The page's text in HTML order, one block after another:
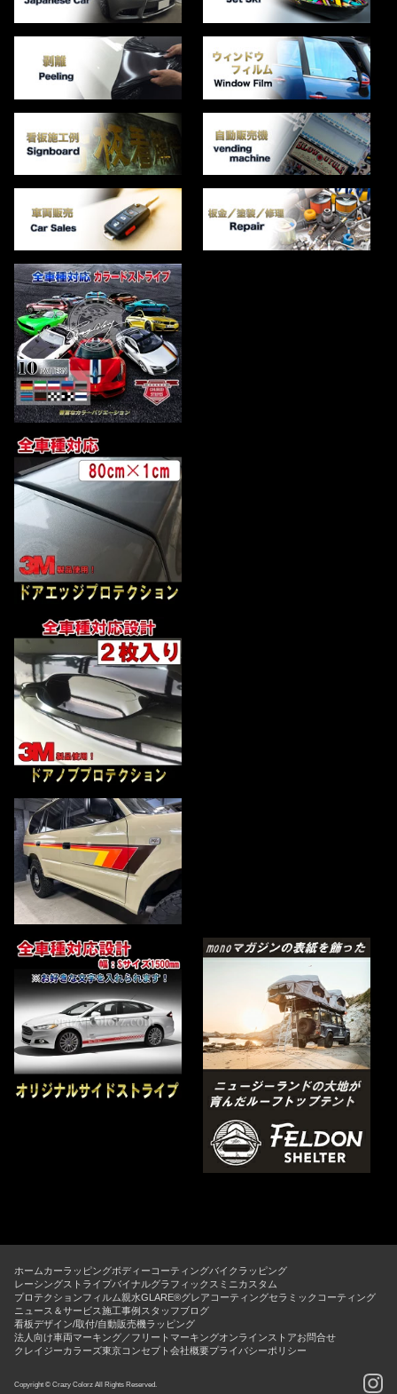
ホームカーラッピングボディーコーティングバイクラッピング
レーシングストライプバイナルグラフィックス ミニカスタム
プロテクションフィルム親水GLARE®グレアコーティングセラミックコーティング
ニュース＆サービス施工事例 スタッフブログ
看板デザイン/取付/自動販売機ラッピング
法人向け車両マーキング／フリートマーキングオンラインストアお問合せ
クレイジーカラーズ東京コンセプト 会社概要プライバシーポリシー
Copyright © Crazy Colorz All Rights Reserved.